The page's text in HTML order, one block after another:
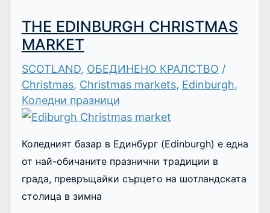
THE EDINBURGH CHRISTMAS
MARKET
SCOTLAND, ОБЕДИНЕНО КРАЛСТВО /
Christmas, Christmas markets, Edinburgh,
Коледни празници
Коледният базар в Единбург (Edinburgh) е една
от най-обичаните празнични традиции в
града, превръщайки сърцето на шотландската
столица в зимна